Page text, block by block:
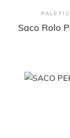
Saco Rolo